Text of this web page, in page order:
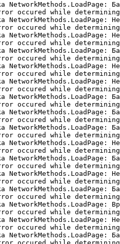
NetworkMethods.LoadPage:
occured while
NetworkMethods.LoadPage:
occured while
NetworkMethods.LoadPage:
occured while
NetworkMethods.LoadPage:
occured while
NetworkMethods.LoadPage:
occured while
NetworkMethods.LoadPage:
occured while
NetworkMethods.LoadPage:
occured while
NetworkMethods.LoadPage:
occured while
NetworkMethods.LoadPage:
occured while
NetworkMethods.LoadPage:
occured while
NetworkMethods.LoadPage:
occured while
NetworkMethods.LoadPage:
occured while
NetworkMethods.LoadPage:
occured while
NetworkMethods.LoadPage:
occured while
NetworkMethods.LoadPage:
occured while
NetworkMethods.LoadPage: